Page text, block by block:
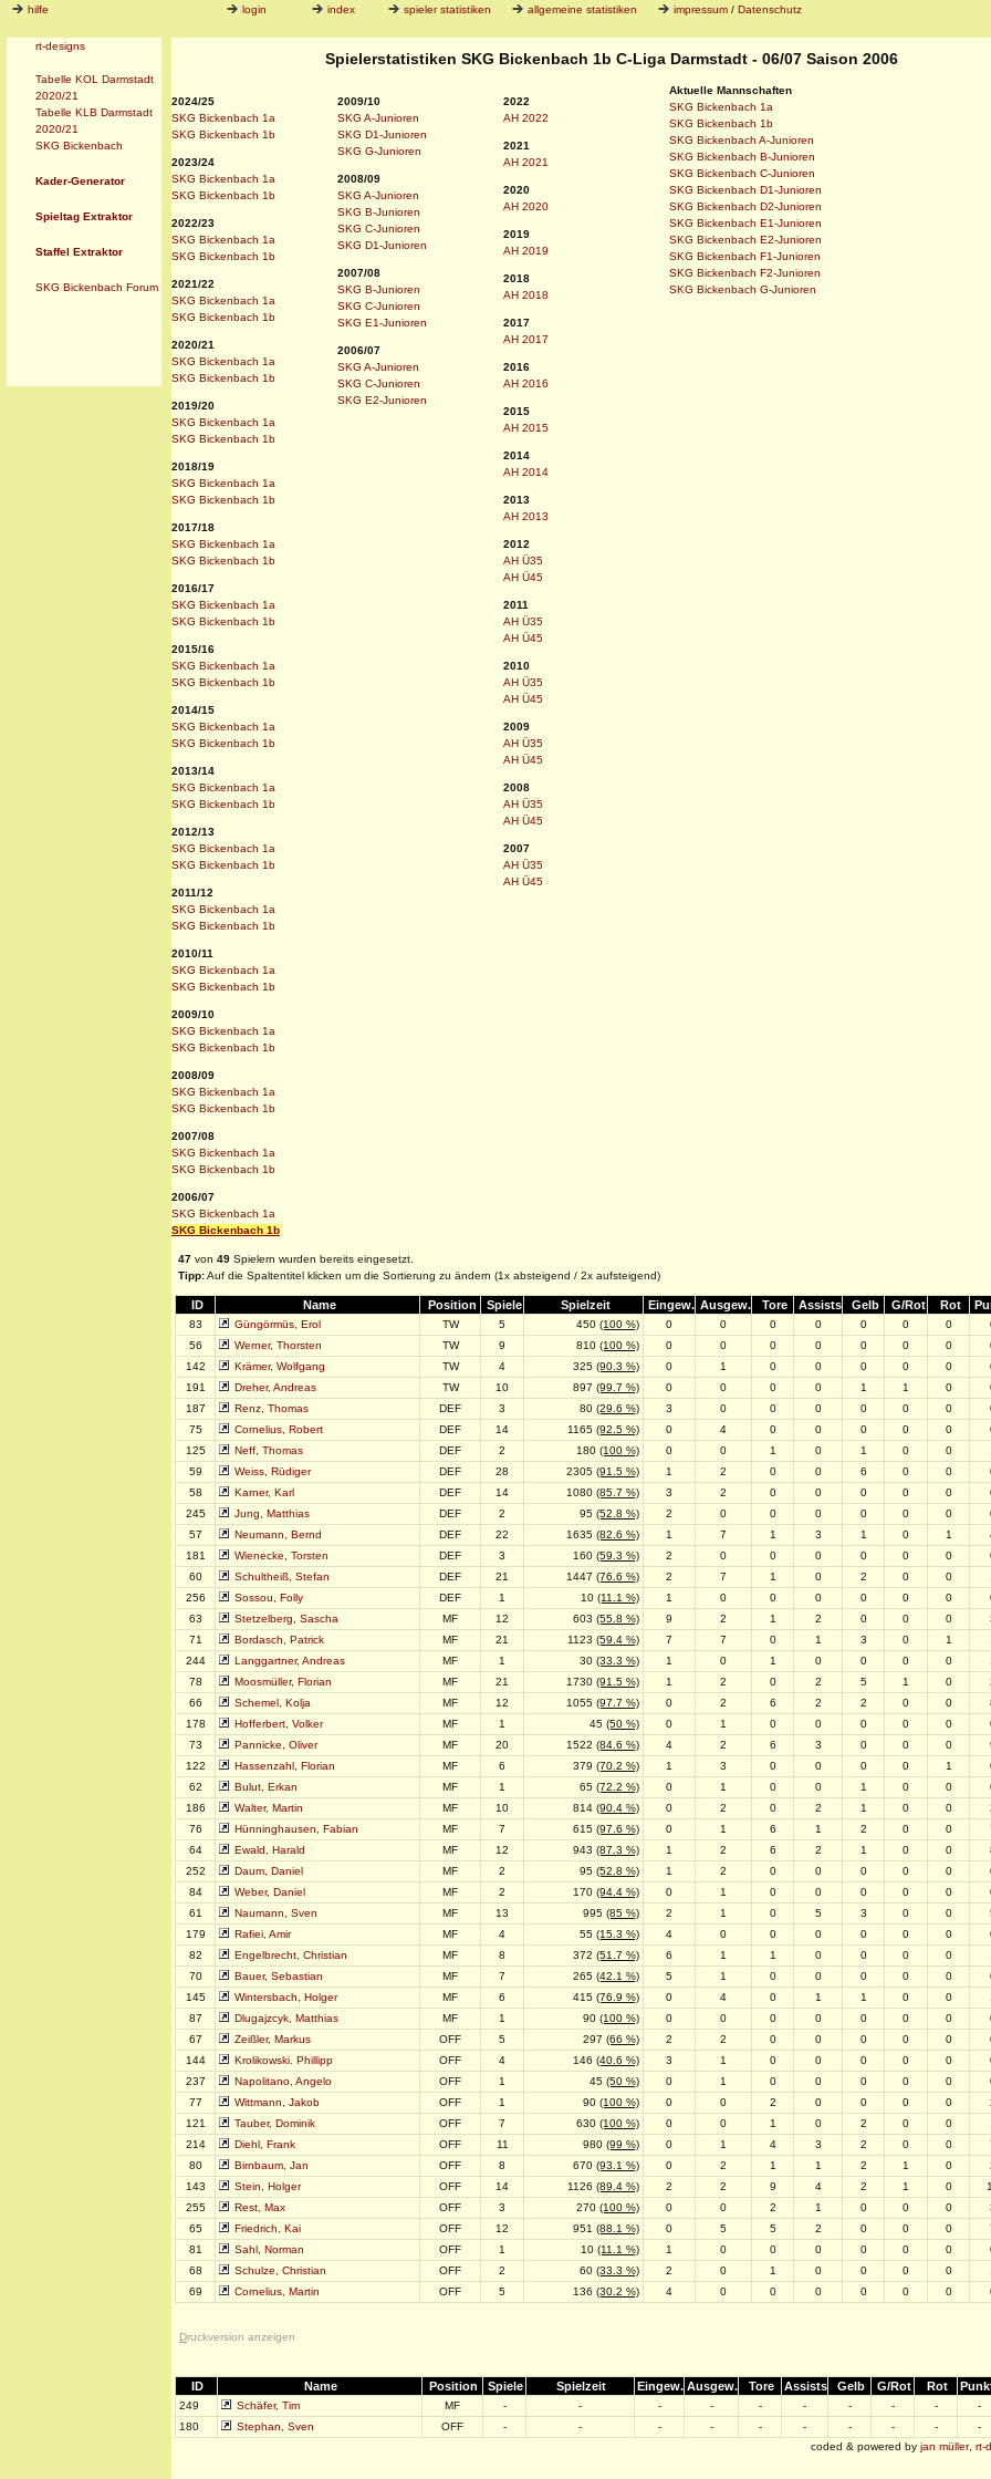
hilfe login index spieler statistiken allgemeine statistiken impressum/ Datenschutz
rt-designs
Tabelle KOL Darmstadt
2020/21
Tabelle KLB Darmstadt
2020/21
SKG Bickenbach
Kader-Generator
Spieltag Extraktor
Staffel Extraktor
SKG Bickenbach Forum
Spielerstatistiken SKG Bickenbach 1b C-Liga Darmstadt - 06/07 Saison 2006
2024/25
SKG Bickenbach 1a
SKG Bickenbach 1b
2023/24
SKG Bickenbach 1a
SKG Bickenbach 1b
2022/23
SKG Bickenbach 1a
SKG Bickenbach 1b
2021/22
SKG Bickenbach 1a
SKG Bickenbach 1b
2020/21
SKG Bickenbach 1a
SKG Bickenbach 1b
2019/20
SKG Bickenbach 1a
SKG Bickenbach 1b
2018/19
SKG Bickenbach 1a
SKG Bickenbach 1b
2017/18
SKG Bickenbach 1a
SKG Bickenbach 1b
2016/17
SKG Bickenbach 1a
SKG Bickenbach 1b
2015/16
SKG Bickenbach 1a
SKG Bickenbach 1b
2014/15
SKG Bickenbach 1a
SKG Bickenbach 1b
2013/14
SKG Bickenbach 1a
SKG Bickenbach 1b
2012/13
SKG Bickenbach 1a
SKG Bickenbach 1b
2011/12
SKG Bickenbach 1a
SKG Bickenbach 1b
2010/11
SKG Bickenbach 1a
SKG Bickenbach 1b
2009/10
SKG Bickenbach 1a
SKG Bickenbach 1b
2008/09
SKG Bickenbach 1a
SKG Bickenbach 1b
2007/08
SKG Bickenbach 1a
SKG Bickenbach 1b
2006/07
SKG Bickenbach 1a
SKG Bickenbach 1b
2009/10
SKG A-Junioren
SKG D1-Junioren
SKG G-Junioren
2008/09
SKG A-Junioren
SKG B-Junioren
SKG C-Junioren
SKG D1-Junioren
2007/08
SKG B-Junioren
SKG C-Junioren
SKG E1-Junioren
2006/07
SKG A-Junioren
SKG C-Junioren
SKG E2-Junioren
2022
AH 2022
2021
AH 2021
2020
AH 2020
2019
AH 2019
2018
AH 2018
2017
AH 2017
2016
AH 2016
2015
AH 2015
2014
AH 2014
2013
AH 2013
2012
AH Ü35
AH Ü45
2011
AH Ü35
AH Ü45
2010
AH Ü35
AH Ü45
2009
AH Ü35
AH Ü45
2008
AH Ü35
AH Ü45
2007
AH Ü35
AH Ü45
Aktuelle Mannschaften
SKG Bickenbach 1a
SKG Bickenbach 1b
SKG Bickenbach A-Junioren
SKG Bickenbach B-Junioren
SKG Bickenbach C-Junioren
SKG Bickenbach D1-Junioren
SKG Bickenbach D2-Junioren
SKG Bickenbach E1-Junioren
SKG Bickenbach E2-Junioren
SKG Bickenbach F1-Junioren
SKG Bickenbach F2-Junioren
SKG Bickenbach G-Junioren
47 von 49 Spielern wurden bereits eingesetzt.
Tipp:Auf die Spaltentitel klicken um die Sortierung zu ändern (1x absteigend / 2x aufsteigend)
ID Name Position Spiele Spielzeit Eingew. Ausgew. Tore Assists Gelb G/Rot Rot
83 Güngörmüs, Erol TW 5 450 (100 %) 0 0 0 0 0 0 0
56
Werner, Thorsten TW 9 810 (100 %) 0 0 0 0 0 0 0
142
Krämer, Wolfgang TW 4 325 (90.3 %) 0 1 0 0 0 0 0
191
Dreher, Andreas TW 10 897 (99.7 %) 0 0 0 0 1 1 0
187
Renz, Thomas DEF 3 80 (29.6 %) 3 0 0 0 0 0 0
75
Cornelius, Robert DEF 14 1165 (92.5 %) 0 4 0 0 0 0 0
125
Neff, Thomas DEF 2 180 (100 %) 0 0 1 0 1 0 0
59
Weiss, Rüdiger DEF 28 2305 (91.5 %) 1 2 0 0 6 0 0
58
Karner, Karl DEF 14 1080 (85.7 %) 3 2 0 0 0 0 0
245
Jung, Matthias DEF 2 95 (52.8 %) 2 0 0 0 0 0 0
57
Neumann, Bernd DEF 22 1635 (82.6 %) 1 7 1 3 1 0 1
181
Wienecke, Torsten DEF 3 160 (59.3 %) 2 0 0 0 0 0 0
60
Schultheiß, Stefan DEF 21 1447 (76.6 %) 2 7 1 0 2 0 0
256
Sossou, Folly DEF 1 10 (11.1 %) 1 0 0 0 0 0 0
63
Stetzelberg, Sascha MF 12 603 (55.8 %) 9 2 1 2 0 0 0
71
Bordasch, Patrick MF 21 1123 (59.4 %) 7 7 0 1 3 0 1
244
Langgartner, Andreas MF 1 30 (33.3 %) 1 0 1 0 0 0 0
78
Moosmüller, Florian MF 21 1730 (91.5 %) 1 2 0 2 5 1 0
66
Schemel, Kolja MF 12 1055 (97.7 %) 0 2 6 2 2 0 0
178
Hofferbert, Volker MF 1 45 (50 %) 0 1 0 0 0 0 0
73
Pannicke, Oliver MF 20 1522 (84.6 %) 4 2 6 3 0 0 0
122
Hassenzahl, Florian MF 6 379 (70.2 %) 1 3 0 0 0 0 1
62
Bulut, Erkan MF 1 65 (72.2 %) 0 1 0 0 1 0 0
186
Walter, Martin MF 10 814 (90.4 %) 0 2 0 2 1 0 0
76
Hünninghausen, Fabian MF 7 615 (97.6 %) 0 1 6 1 2 0 0
64
Ewald, Harald MF 12 943 (87.3 %) 1 2 6 2 1 0 0
252
Daum, Daniel MF 2 95 (52.8 %) 1 2 0 0 0 0 0
84
Weber, Daniel MF 2 170 (94.4 %) 0 1 0 0 0 0 0
61
Naumann, Sven MF 13 995 (85 %) 2 1 0 5 3 0 0
179
Rafiei, Amir MF 4 55 (15.3 %) 4 0 0 0 0 0 0
82
Engelbrecht, Christian MF 8 372 (51.7 %) 6 1 1 0 0 0 0
70
Bauer, Sebastian MF 7 265 (42.1 %) 5 1 0 0 0 0 0
145
Wintersbach, Holger MF 6 415 (76.9 %) 0 4 0 1 1 0 0
87
Dlugajzcyk, Matthias MF 1 90 (100 %) 0 0 0 0 0 0 0
67
Zeißler, Markus OFF 5 297 (66 %) 2 2 0 0 0 0 0
144
Krolikowski. Phillipp OFF 4 146 (40.6 %) 3 1 0 0 0 0 0
237
Napolitano, Angelo OFF 1 45 (50 %) 0 1 0 0 0 0 0
77
Wittmann, Jakob OFF 1 90 (100 %) 0 0 2 0 0 0 0
121
Tauber, Dominik OFF 7 630 (100 %) 0 0 1 0 2 0 0
214
Diehl, Frank OFF 11 980 (99 %) 0 1 4 3 2 0 0
80
Birnbaum, Jan OFF 8 670 (93.1 %) 0 2 1 1 2 1 0
143
Stein, Holger OFF 14 1126 (89.4 %) 2 2 9 4 2 1 0
255
Rest, Max OFF 3 270 (100 %) 0 0 2 1 0 0 0
65
Friedrich, Kai OFF 12 951 (88.1 %) 0 5 5 2 0 0 0
81
Sahl, Norman OFF 1 10 (11.1 %) 1 0 0 0 0 0 0
68
Schulze, Christian OFF 2 60 (33.3 %) 2 0 1 0 0 0 0
69
Cornelius, Martin OFF 5 136 (30.2 %) 4 0 0 0 0 0 0
Druckversion anzeigen
ID Name Position Spiele Spielzeit Eingew. Ausgew. Tore Assists Gelb G/Rot Rot
249 Schäfer, Tim MF - - - - - - - - - -
180
Stephan, Sven OFF - - - - - - - - - -
coded & powered by jan müller, rt-